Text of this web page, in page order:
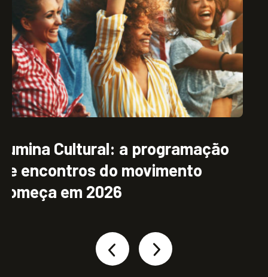
Abertura Viva: o início silencioso
e profundo do Ilumina Brasil